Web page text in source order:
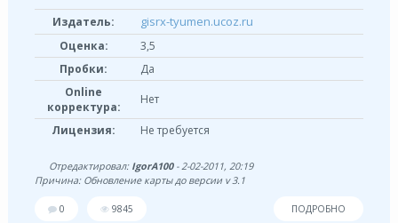
Издатель: gisrx-tyumen.ucoz.ru
Оценка:
3,5
Пробки:
Да
Online
корректура:
Нет
Лицензия: Не требуется
Отредактировал: IgorA100- 2-02-2011, 20:19
Причина: Обновление карты до версии v 3.1
0 9845 ПОДРОБНО